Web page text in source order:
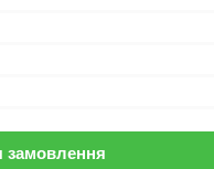
замовлення